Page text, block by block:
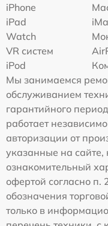
iPhone
iPad
Watch
VR систем
iPod
Мы занимаемся
обслуживанием
гарантийного
работает
авторизации от
указанные на сайте,
ознакомительный
офертой согласно п.
обозначения
только в